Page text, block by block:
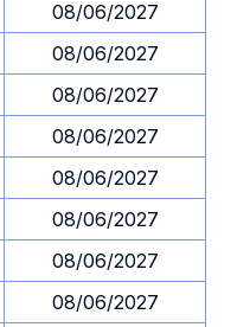
08/06/2027
08/06/2027
08/06/2027
08/06/2027
08/06/2027
08/06/2027
08/06/2027
08/06/2027